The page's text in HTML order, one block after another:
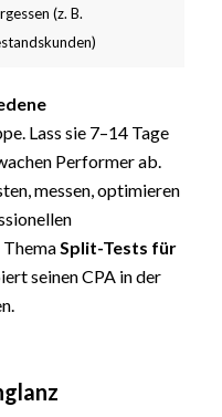
(z. B.
Lass sie 7–14 Tage
Performer ab.
messen, optimieren
ThemaSplit-Tests für
seinen CPA in der